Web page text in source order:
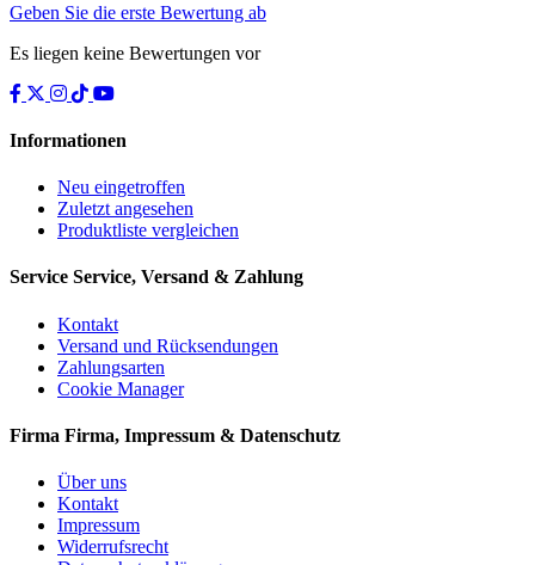
Geben Sie die erste Bewertung ab
Es liegen keine Bewertungen vor
Informationen
Neu eingetroffen
Zuletzt angesehen
Produktliste vergleichen
Service Service, Versand & Zahlung
Kontakt
Versand und Rücksendungen
Zahlungsarten
Cookie Manager
Firma Firma, Impressum & Datenschutz
Über uns
Kontakt
Impressum
Widerrufsrecht